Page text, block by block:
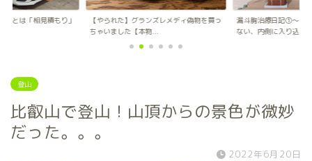
ズレメディ偽物を買っ
漏斗胸治療日記①〜骨が曲がってるんじゃ
ない、内側に入り込...
【tower】ほぼ掃除不
ェアが最高すぎ...
登山
比叡山で登山！山頂からの景色が微妙
だった。。。
2022年6月20日